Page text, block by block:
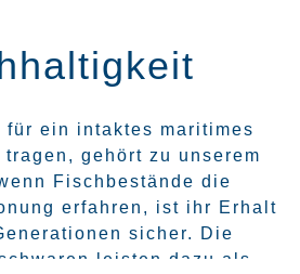
für ein intaktes maritimes
tragen, gehört zu unserem
Fischbestände die
erfahren, ist ihr Erhalt
sicher. Die
leisten dazu als